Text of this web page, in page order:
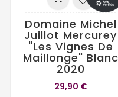
Domaine Michel
Juillot Mercurey
"Les Vignes De
Maillonge" Blanc
2020
29,90 €